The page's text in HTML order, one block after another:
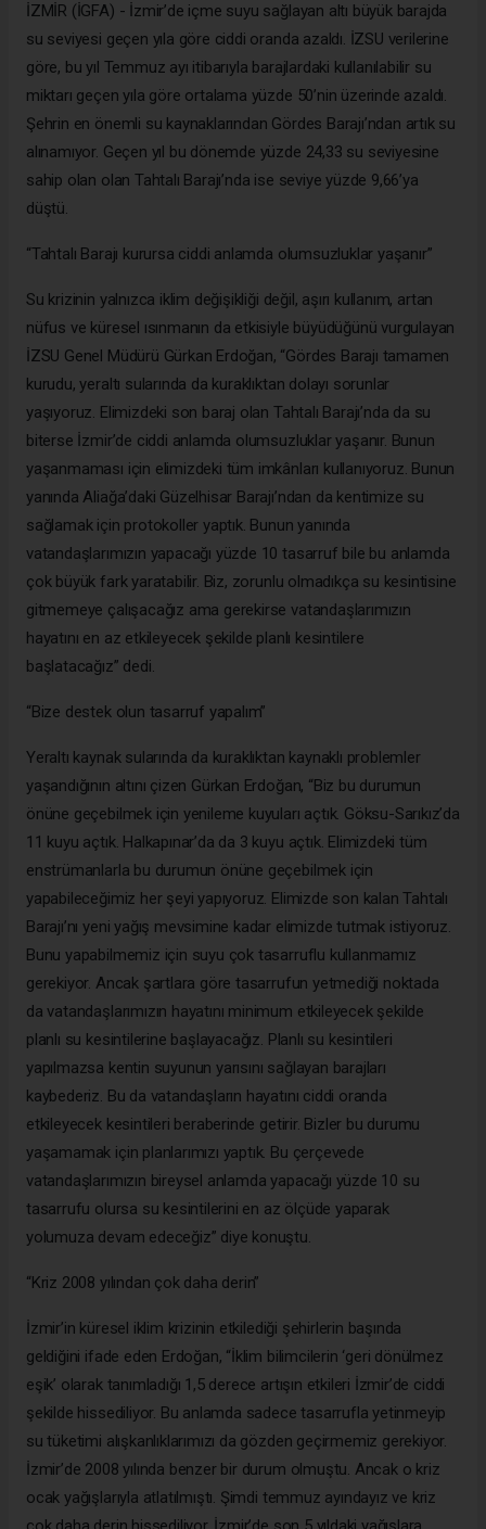
İZMİR (İGFA) - İzmir’de içme suyu sağlayan altı büyük barajda
su seviyesi geçen yıla göre ciddi oranda azaldı. İZSU verilerine
göre, bu yıl Temmuz ayı itibarıyla barajlardaki kullanılabilir su
miktarı geçen yıla göre ortalama yüzde 50’nin üzerinde azaldı.
Şehrin en önemli su kaynaklarından Gördes Barajı’ndan artık su
alınamıyor. Geçen yıl bu dönemde yüzde 24,33 su seviyesine
sahip olan olan Tahtalı Barajı’nda ise seviye yüzde 9,66’ya
düştü.
“Tahtalı Barajı kurursa ciddi anlamda olumsuzluklar yaşanır”
Su krizinin yalnızca iklim değişikliği değil, aşırı kullanım, artan
nüfus ve küresel ısınmanın da etkisiyle büyüdüğünü vurgulayan
İZSU Genel Müdürü Gürkan Erdoğan, “Gördes Barajı tamamen
kurudu, yeraltı sularında da kuraklıktan dolayı sorunlar
yaşıyoruz. Elimizdeki son baraj olan Tahtalı Barajı’nda da su
biterse İzmir’de ciddi anlamda olumsuzluklar yaşanır. Bunun
yaşanmaması için elimizdeki tüm imkânları kullanıyoruz. Bunun
yanında Aliağa’daki Güzelhisar Barajı’ndan da kentimize su
sağlamak için protokoller yaptık. Bunun yanında
vatandaşlarımızın yapacağı yüzde 10 tasarruf bile bu anlamda
çok büyük fark yaratabilir. Biz, zorunlu olmadıkça su kesintisine
gitmemeye çalışacağız ama gerekirse vatandaşlarımızın
hayatını en az etkileyecek şekilde planlı kesintilere
başlatacağız” dedi.
“Bize destek olun tasarruf yapalım”
Yeraltı kaynak sularında da kuraklıktan kaynaklı problemler
yaşandığının altını çizen Gürkan Erdoğan, “Biz bu durumun
önüne geçebilmek için yenileme kuyuları açtık. Göksu-Sarıkız’da
11 kuyu açtık. Halkapınar’da da 3 kuyu açtık. Elimizdeki tüm
enstrümanlarla bu durumun önüne geçebilmek için
yapabileceğimiz her şeyi yapıyoruz. Elimizde son kalan Tahtalı
Barajı’nı yeni yağış mevsimine kadar elimizde tutmak istiyoruz.
Bunu yapabilmemiz için suyu çok tasarruflu kullanmamız
gerekiyor. Ancak şartlara göre tasarrufun yetmediği noktada
da vatandaşlarımızın hayatını minimum etkileyecek şekilde
planlı su kesintilerine başlayacağız. Planlı su kesintileri
yapılmazsa kentin suyunun yarısını sağlayan barajları
kaybederiz. Bu da vatandaşların hayatını ciddi oranda
etkileyecek kesintileri beraberinde getirir. Bizler bu durumu
yaşamamak için planlarımızı yaptık. Bu çerçevede
vatandaşlarımızın bireysel anlamda yapacağı yüzde 10 su
tasarrufu olursa su kesintilerini en az ölçüde yaparak
yolumuza devam edeceğiz” diye konuştu.
“Kriz 2008 yılından çok daha derin”
İzmir’in küresel iklim krizinin etkilediği şehirlerin başında
geldiğini ifade eden Erdoğan, “İklim bilimcilerin ‘geri dönülmez
eşik’ olarak tanımladığı 1,5 derece artışın etkileri İzmir’de ciddi
şekilde hissediliyor. Bu anlamda sadece tasarrufla yetinmeyip
su tüketimi alışkanlıklarımızı da gözden geçirmemiz gerekiyor.
İzmir’de 2008 yılında benzer bir durum olmuştu. Ancak o kriz
ocak yağışlarıyla atlatılmıştı. Şimdi temmuz ayındayız ve kriz